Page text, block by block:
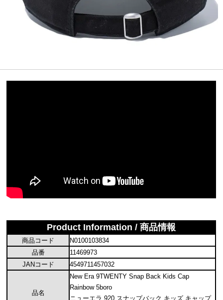
Product Information / 商品情報
商品コード
N0100103834
品番
11469973
JANコード
4549711457032
品名
New Era 9TWENTY Snap Back Kids Cap
Rainbow 5boro
ニューエラ 920 スナップバック キッズ キャップ